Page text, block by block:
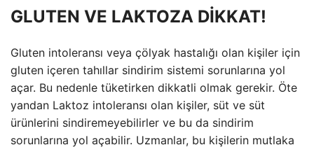
GLUTEN VE LAKTOZA DİKKAT!
Gluten intoleransı veya çölyak hastalığı olan kişiler için
gluten içeren tahıllar sindirim sistemi sorunlarına yol
açar. Bu nedenle tüketirken dikkatli olmak gerekir. Öte
yandan Laktoz intoleransı olan kişiler, süt ve süt
ürünlerini sindiremeyebilirler ve bu da sindirim
sorunlarına yol açabilir. Uzmanlar, bu kişilerin mutlaka